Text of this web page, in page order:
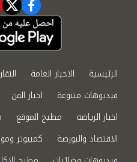
الرئيسية الاخبار العامة
فيديوهات متنوعة
اخبار الفن
اخبار الرياضة
مطبخ الموقع
الاقتصاد والبورصة
كمبيوتر